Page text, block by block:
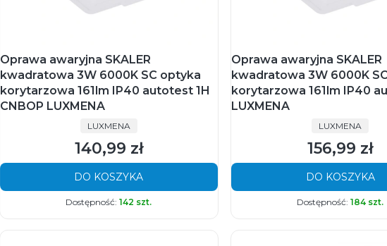
Oprawa awaryjna SKALER
kwadratowa 3W 6000K SC optyka
korytarzowa 161lm IP40 autotest 1H
CNBOP LUXMENA
PRODUCENT
LUXMENA
Cena
140,99 zł
DO KOSZYKA
Dostępność:142 szt.
Oprawa awaryjna SKALER
kwadratowa 3W 6000K
korytarzowa 161lm IP40
LUXMENA
PRODUCENT
LUXMENA
Cena
156,99 zł
DO KOSZYKA
Dostępność:184 szt.